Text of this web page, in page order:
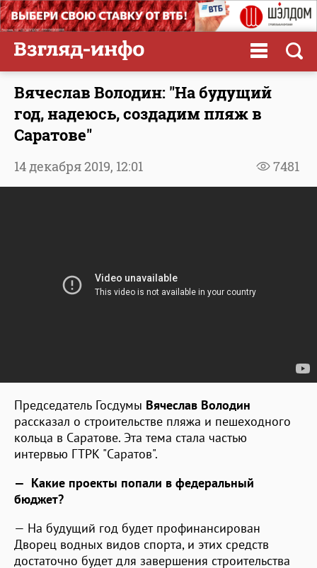
Вячеслав Володин: "На будущий
год, надеюсь, создадим пляж в
Саратове"
7481
14 декабря 2019, 12:01
Председатель Госдумы Вячеслав Володин
рассказал о строительстве пляжа и пешеходного
кольца в Саратове. Эта тема стала частью
интервью ГТРК "Саратов".
— Какие проекты попали в федеральный
бюджет?
— На будущий год будет профинансирован
Дворец водных видов спорта, и этих средств
достаточно будет для завершения строительства